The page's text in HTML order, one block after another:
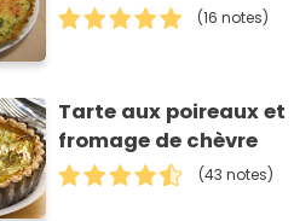
(16 notes)
Tarte aux poireaux et
fromage de chèvre
(43 notes)